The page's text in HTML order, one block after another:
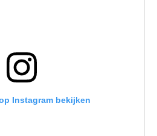
Instagram bekijken